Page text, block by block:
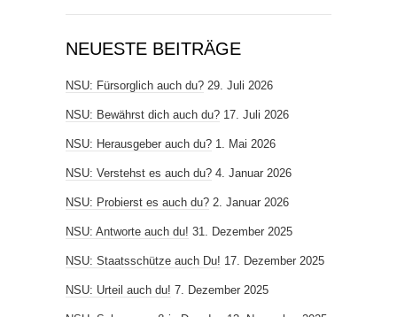
NEUESTE BEITRÄGE
NSU: Fürsorglich auch du? 29. Juli 2026
NSU: Bewährst dich auch du? 17. Juli 2026
NSU: Herausgeber auch du? 1. Mai 2026
NSU: Verstehst es auch du? 4. Januar 2026
NSU: Probierst es auch du? 2. Januar 2026
NSU: Antworte auch du! 31. Dezember 2025
NSU: Staatsschütze auch Du! 17. Dezember 2025
NSU: Urteil auch du! 7. Dezember 2025